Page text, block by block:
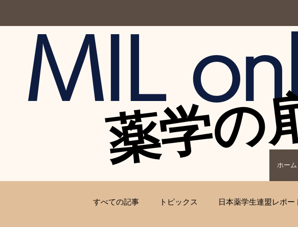
MIL
薬学の
薬学の ホーム
すべての記事 トピックス 日本薬学生連盟レポー